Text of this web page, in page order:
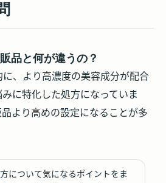
品と何が違うの？
、より高濃度の美容成分が配合
に特化した処方になっていま
より高めの設定になることが多
について気になるポイントをま